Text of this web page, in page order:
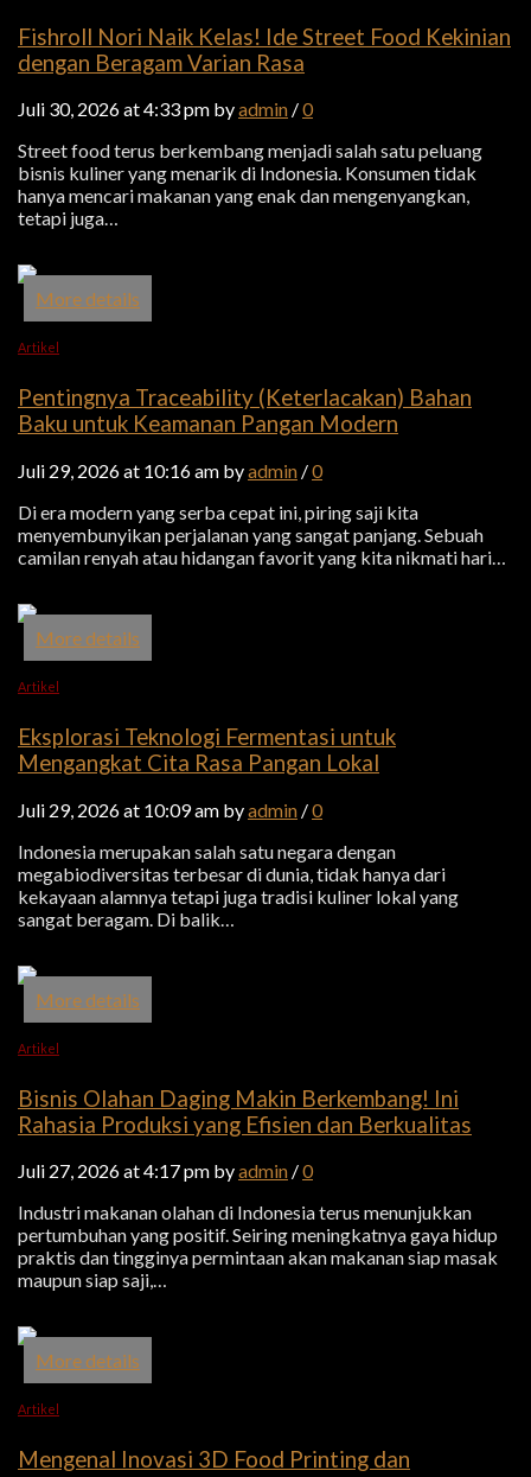
Fishroll Nori Naik Kelas! Ide Street Food Kekinian
dengan Beragam Varian Rasa
Juli 30, 2026 at 4:33 pm byadmin /0
Street food terus berkembang menjadi salah satu peluang
bisnis kuliner yang menarik di Indonesia. Konsumen tidak
hanya mencari makanan yang enak dan mengenyangkan,
tetapi juga…
More details
Artikel
Pentingnya Traceability (Keterlacakan) Bahan
Baku untuk Keamanan Pangan Modern
Juli 29, 2026 at 10:16 am byadmin /0
Di era modern yang serba cepat ini, piring saji kita
menyembunyikan perjalanan yang sangat panjang. Sebuah
camilan renyah atau hidangan favorit yang kita nikmati hari…
More details
Artikel
Eksplorasi Teknologi Fermentasi untuk
Mengangkat Cita Rasa Pangan Lokal
Juli 29, 2026 at 10:09 am byadmin /0
Indonesia merupakan salah satu negara dengan
megabiodiversitas terbesar di dunia, tidak hanya dari
kekayaan alamnya tetapi juga tradisi kuliner lokal yang
sangat beragam. Di balik…
More details
Artikel
Bisnis Olahan Daging Makin Berkembang! Ini
Rahasia Produksi yang Efisien dan Berkualitas
Juli 27, 2026 at 4:17 pm byadmin /0
Industri makanan olahan di Indonesia terus menunjukkan
pertumbuhan yang positif. Seiring meningkatnya gaya hidup
praktis dan tingginya permintaan akan makanan siap masak
maupun siap saji,…
More details
Artikel
Mengenal Inovasi 3D Food Printing dan